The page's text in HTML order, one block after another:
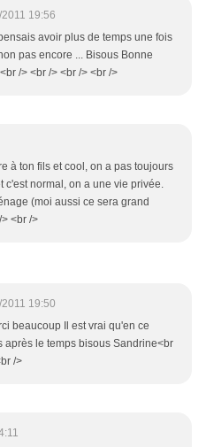
19:56
avoir plus de temps une fois
pas encore ... Bisous Bonne
/> <br /> <br /> <br />
à ton fils et cool, on a pas toujours
c'est normal, on a une vie privée.
(moi aussi ce sera grand
<br />
19:50
beaucoup Il est vrai qu'en ce
après le temps bisous Sandrine<br
/>